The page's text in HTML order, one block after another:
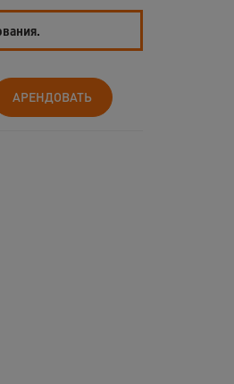
АРЕНДОВАТЬ